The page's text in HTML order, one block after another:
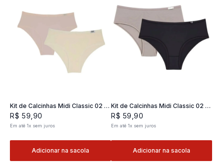
Kit de Calcinhas Midi Classic 02 -
2 und
R$ 59 90
Em até1x sem juros
Adicionar na sacola
Kit de Calcinhas Midi Classic 02 -
2 und
R$ 59 ,90
Em até 1x sem juros
Adicionar na sacola